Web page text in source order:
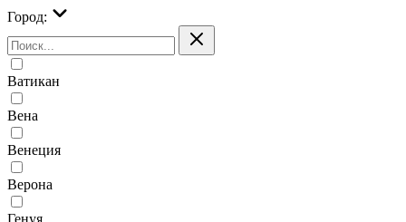
Город:
Ватикан
Вена
Венеция
Верона
Генуя